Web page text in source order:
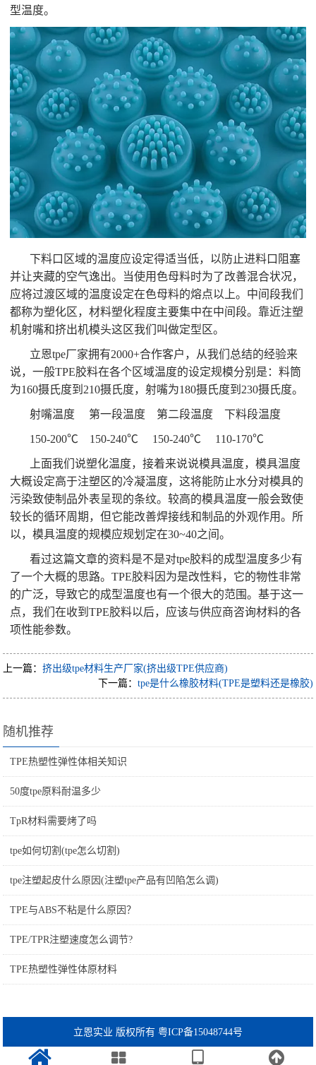
型温度。
下料口区域的温度应设定得适当低，以防止进料口阻塞
并让夹藏的空气逸出。当使用色母料时为了改善混合状况，
应将过渡区域的温度设定在色母料的熔点以上。中间段我们
都称为塑化区，材料塑化程度主要集中在中间段。靠近注塑
机射嘴和挤出机模头这区我们叫做定型区。
立恩tpe厂家拥有2000+合作客户，从我们总结的经验来
说，一般TPE胶料在各个区域温度的设定规模分别是：料筒
为160摄氏度到210摄氏度，射嘴为180摄氏度到230摄氏度。
射嘴温度 第一段温度 第二段温度 下料段温度
150-200℃ 150-240℃ 150-240℃ 110-170℃
上面我们说塑化温度，接着来说说模具温度，模具温度
大概设定高于注塑区的冷凝温度，这将能防止水分对模具的
污染致使制品外表呈现的条纹。较高的模具温度一般会致使
较长的循环周期，但它能改善焊接线和制品的外观作用。所
以，模具温度的规模应规划定在30~40之间。
看过这篇文章的资料是不是对tpe胶料的成型温度多少有
了一个大概的思路。TPE胶料因为是改性料，它的物性非常
的广泛，导致它的成型温度也有一个很大的范围。基于这一
点，我们在收到TPE胶料以后，应该与供应商咨询材料的各
项性能参数。
上一篇：挤出级tpe材料生产厂家(挤出级TPE供应商)
下一篇： tpe是什么橡胶材料(TPE是塑料还是橡胶)
随机推荐
TPE热塑性弹性体相关知识
50度tpe原料耐温多少
TpR材料需要烤了吗
tpe如何切割(tpe怎么切割)
tpe注塑起皮什么原因(注塑tpe产品有凹陷怎么调)
TPE与ABS不粘是什么原因？
TPE/TPR注塑速度怎么调节?
TPE热塑性弹性体原材料
立恩实业 版权所有 粤ICP备15048744号